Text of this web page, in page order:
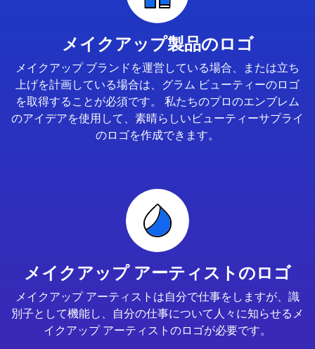
メイクアップ製品のロゴ
メイクアップ ブランドを運営している場合、または立ち
上げを計画している場合は、グラム ビューティーのロゴ
を取得することが必須です。 私たちのプロのエンブレム
のアイデアを使用して、素晴らしいビューティーサプライ
のロゴを作成できます。
メイクアップ アーティストのロゴ
メイクアップ アーティストは自分で仕事をしますが、識
別子として機能し、自分の仕事について人々に知らせるメ
イクアップ アーティストのロゴが必要です。